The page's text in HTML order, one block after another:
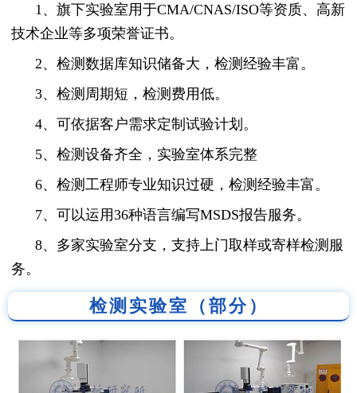
1、旗下实验室用于CMA/CNAS/ISO等资质、高新
技术企业等多项荣誉证书。
2、检测数据库知识储备大，检测经验丰富。
3、检测周期短，检测费用低。
4、可依据客户需求定制试验计划。
5、检测设备齐全，实验室体系完整
6、检测工程师专业知识过硬，检测经验丰富。
7、可以运用36种语言编写MSDS报告服务。
8、多家实验室分支，支持上门取样或寄样检测服
务。
检测实验室（部分）